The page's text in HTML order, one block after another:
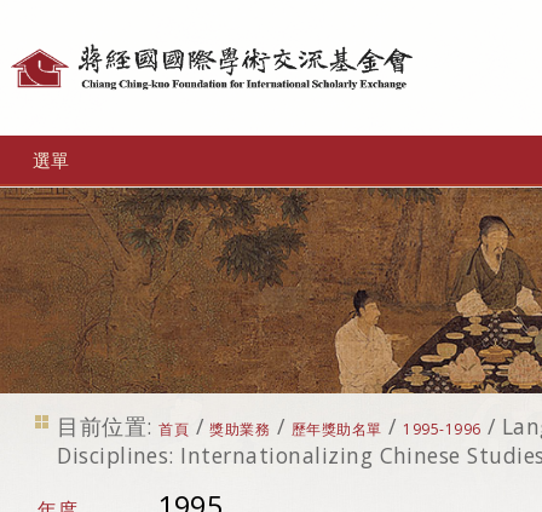
選單
目前位置: 首頁 /獎助業務 / 歷年獎助名單 / 1995-1996 /
Disciplines: Internationalizing Chinese